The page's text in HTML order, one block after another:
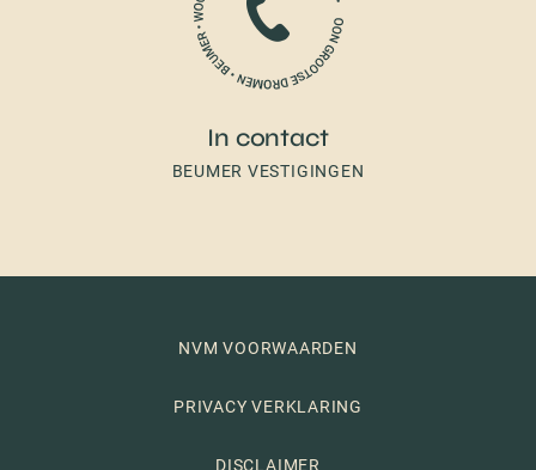
In contact
BEUMER VESTIGINGEN
NVM VOORWAARDEN
PRIVACY VERKLARING
DISCLAIMER